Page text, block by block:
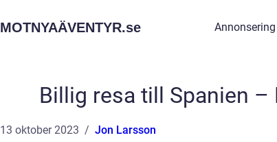
MOTNYAÄVENTYR.se Annonsering
Billig resa till Spanien –
13 oktober 2023 Jon Larsson